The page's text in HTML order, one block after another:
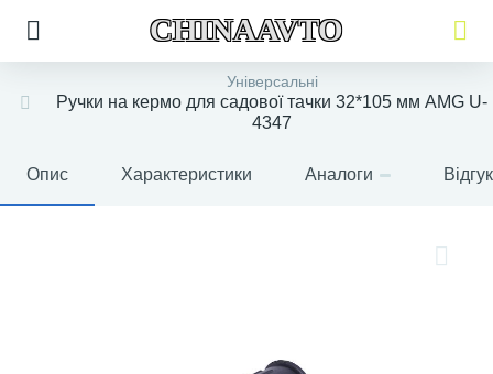
CHINAAVTO
Універсальні
Ручки на кермо для садової тачки 32*105 мм AMG U-
4347
Опис Характеристики Аналоги